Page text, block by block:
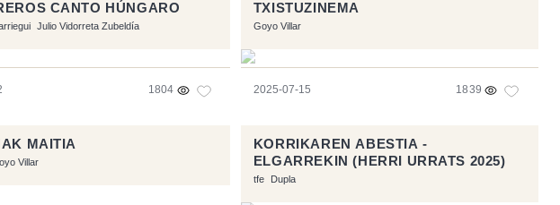
CANTO HÚNGARO
Julio Vidorreta Zubeldía
1804
TXISTUZINEMA
Goyo Villar
2025-07-15 1839
MAITIA
Villar
KORRIKAREN ABESTIA -
ELGARREKIN (HERRI URRATS 2025)
tfe Dupla